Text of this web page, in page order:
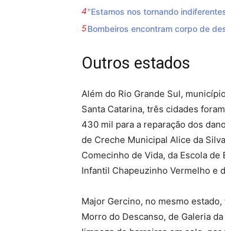
"Estamos nos tornando
Bombeiros encontram corpo de
Outros estados
Além do Rio Grande Sul,
Santa Catarina, três cidades
430 mil para a reparação dos
de Creche Municipal Alice da
Comecinho de Vida, da Escola
Infantil Chapeuzinho Vermelho e
Major Gercino, no mesmo
Morro do Descanso, de Galeria